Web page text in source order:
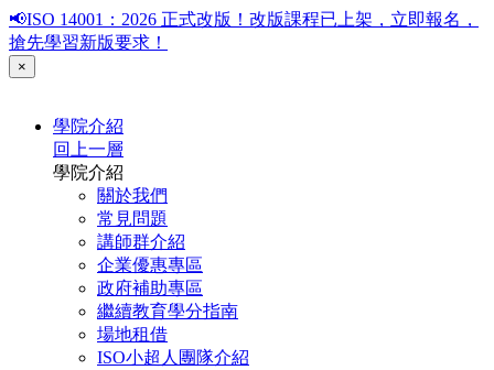
📢ISO 14001：2026 正式改版！改版課程已上架，立即報名，
搶先學習新版要求！
×
學院介紹
回上一層
學院介紹
關於我們
常見問題
講師群介紹
企業優惠專區
政府補助專區
繼續教育學分指南
場地租借
ISO小超人團隊介紹